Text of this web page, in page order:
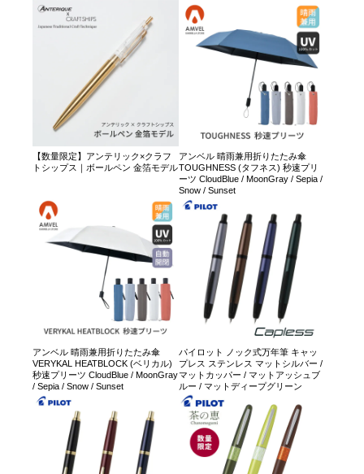
【数量限定】アンテリック×クラフ
トシップス｜ボールペン 金箔モデル
アンベル 晴雨兼用折りたたみ傘
TOUGHNESS (タフネス) 秒速プリ
ーツ CloudBlue / MoonGray / Sepia /
Snow / Sunset
アンベル 晴雨兼用折りたたみ傘
VERYKAL HEATBLOCK (ベリカル)
秒速プリーツ CloudBlue / MoonGray
/ Sepia / Snow / Sunset
パイロット ノック式万年筆 キャッ
プレス ステンレス マットシルバー /
マットカッパー / マットアッシュブ
ルー / マットディープグリーン